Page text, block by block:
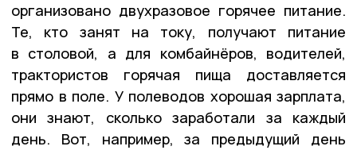
организовано двухразовое горячее питание.
Те, кто занят на току, получают питание
в столовой, а для комбайнёров, водителей,
трактористов горячая пища доставляется
прямо в поле. У полеводов хорошая зарплата,
они знают, сколько заработали за каждый
день. Вот, например, за предыдущий день